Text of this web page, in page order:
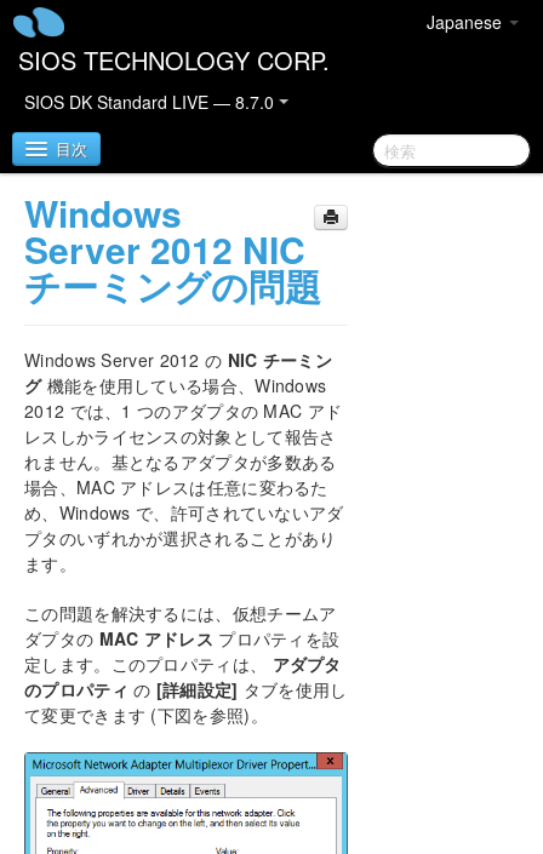
Japanese
SIOS TECHNOLOGY CORP.
SIOS DK Standard LIVE — 8.7.0
目次
SIOS DataKeeper for Windows
DataKeeper クイックスタートガイド
ーション
はじめに
設定
管理
ユーザーガイド
よくある質問
トラブルシューティング
指定したボリュームへのアクセス拒否
ミラーを作成できない
MaxResyncPasses 値
ダイナミックディスクのミラーリング
サーバログインアカウントおよびパスワードは
クラスタの各サーバで同一である必要がある
システムイベントログ – GUI でのミラー作成の
Windows
Server 2012 NIC
チーミングの問題
Windows Server 2012 の NIC チーミン
グ機能を使用している場合、Windows
2012 では、1 つのアダプタの MAC アド
レスしかライセンスの対象として報告さ
れません。基となるアダプタが多数ある
場合、MAC アドレスは任意に変わるた
め、Windows で、許可されていないアダ
プタのいずれかが選択されることがあり
ます。
この問題を解決するには、仮想チームア
ダプタの MAC アドレス プロパティを設
定します。このプロパティは、 アダプタ
のプロパティ の [詳細設定] タブを使用し
て変更できます (下図を参照)。